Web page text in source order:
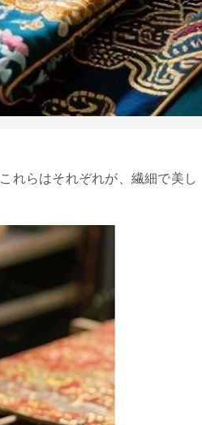
れらはそれぞれが、繊細で美し